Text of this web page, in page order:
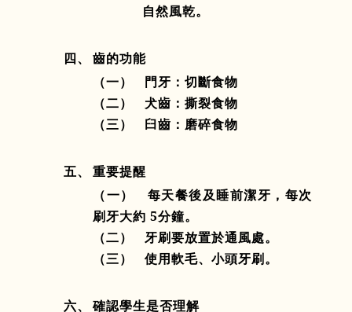
自然風乾。
四、
齒的功能
（一）
門牙：切斷食物
（二）
犬齒：撕裂食物
（三）
臼齒：磨碎食物
五、
重要提醒
（一）
每天餐後及睡前潔牙，每次
刷牙大約 5分鐘。
（二）
牙刷要放置於通風處。
（三）
使用軟毛、小頭牙刷。
六、
確認學生是否理解